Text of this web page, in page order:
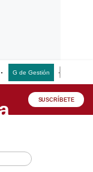
G de Gestión
SUSCRÍBETE